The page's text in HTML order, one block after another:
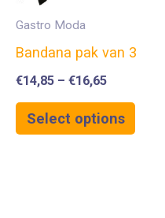
Gastro Moda
Bandana pak van 3
€14,85 – €16,65
Select options